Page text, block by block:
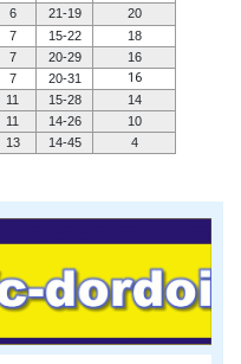
6 21-19
20
7 15-22
18
7 20-29
16
7 20-31 16
11 15-28
14
11 14-26
10
13 14-45 4